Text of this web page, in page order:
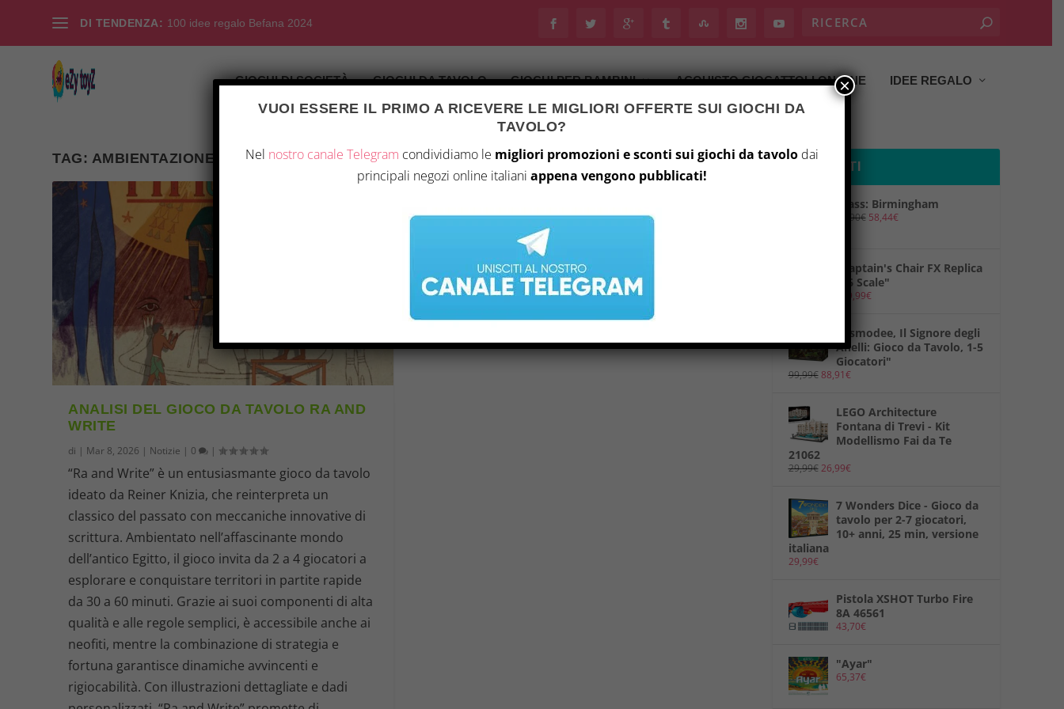
DI TENDENZA: 100 idee regalo Befana 2024
GIOCHI DI SOCIETÀ GIOCHI DA TAVOLO GIOCHI PER BAMBINI ACQUISTO GIOCATTOLI ON LINE IDEE REGALO
TAG: AMBIENTAZIONE ANTICA EGITTO
ANALISI DEL GIOCO DA TAVOLO RA AND
WRITE
di | Mar 8, 2026 | Notizie | 0 |
“Ra and Write” è un entusiasmante gioco da tavolo
ideato da Reiner Knizia, che reinterpreta un
classico del passato con meccaniche innovative di
scrittura. Ambientato nell’affascinante mondo
dell’antico Egitto, il gioco invita da 2 a 4 giocatori a
esplorare e conquistare territori in partite rapide
da 30 a 60 minuti. Grazie ai suoi componenti di alta
qualità e alle regole semplici, è accessibile anche ai
neofiti, mentre la combinazione di strategia e
fortuna garantisce dinamiche avvincenti e
rigiocabilità. Con illustrazioni dettagliate e dadi
PRODOTTI
Brass: Birmingham
69,90€ 58,44€
"Captain's Chair FX Replica
1/6 Scale"
149,99€
"Asmodee, Il Signore degli
Anelli: Gioco da Tavolo, 1-5
Giocatori"
99,99€ 88,91€
LEGO Architecture
Fontana di Trevi - Kit
Modellismo Fai da Te
21062
29,99€ 26,99€
7 Wonders Dice - Gioco da
tavolo per 2-7 giocatori,
10+ anni, 25 min, versione
italiana
29,99€
Pistola XSHOT Turbo Fire
8A 46561
43,70€
"Ayar"
65,37€
VUOI ESSERE IL PRIMO A RICEVERE LE MIGLIORI OFFERTE SUI GIOCHI DA
TAVOLO?
Nel nostro canale Telegram condividiamo le migliori promozioni e sconti sui giochi da tavolodai
principali negozi online italiani appena vengono pubblicati!
×